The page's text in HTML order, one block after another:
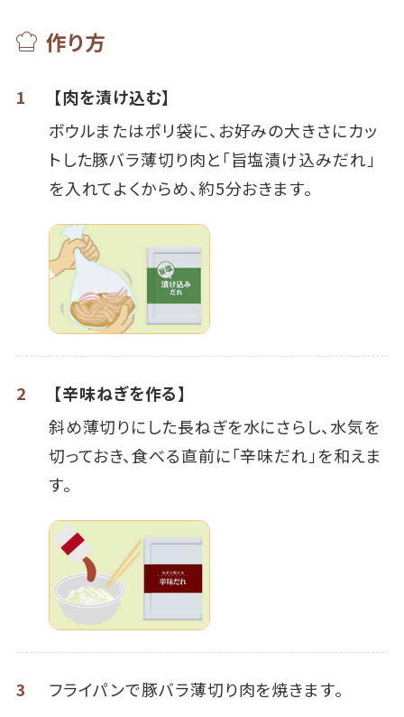
作り方
1
【肉を漬け込む】
ボウルまたはポリ袋に、お好みの大きさにカッ
トした豚バラ薄切り肉と「旨塩漬け込みだれ」
を入れてよくからめ、約5分おきます。
2
【辛味ねぎを作る】
斜め薄切りにした長ねぎを水にさらし、水気を
切っておき、食べる直前に「辛味だれ」を和えま
す。
3 フライパンで豚バラ薄切り肉を焼きます。